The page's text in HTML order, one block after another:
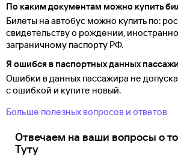
По каким документам можно купить
Билеты на автобус можно купить по:
свидетельству о рождении,
заграничному паспорту РФ.
Я ошибся в паспортных данных
Ошибки в данных пассажира не
с ошибкой и купите новый.
Больше полезных вопросов и ответов
Отвечаем на ваши вопросы о
Туту